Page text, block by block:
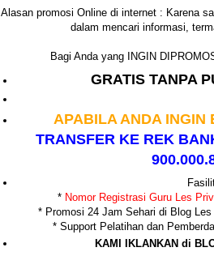
Alasan promosi Online di internet : Karena
dalam mencari informasi,
Bagi Anda yang INGIN
GRATIS TANPA
APABILA ANDA INGIN
TRANSFER KE REK
* Nomor Registrasi Guru Les
* Promosi 24 Jam Sehari di Blog
* Support Pelatihan dan
KAMI IKLANKAN di